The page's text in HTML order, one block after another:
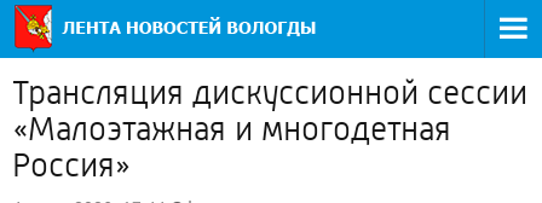
Трансляция дискуссионной сессии
«Малоэтажная и многодетная
Россия»